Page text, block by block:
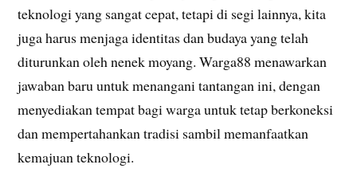
teknologi yang sangat cepat, tetapi di segi lainnya, kita
juga harus menjaga identitas dan budaya yang telah
diturunkan oleh nenek moyang. Warga88 menawarkan
jawaban baru untuk menangani tantangan ini, dengan
menyediakan tempat bagi warga untuk tetap berkoneksi
dan mempertahankan tradisi sambil memanfaatkan
kemajuan teknologi.